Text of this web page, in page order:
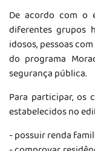
De acordo com o
diferentes grupos
idosos, pessoas
do programa
segurança pública.
Para participar, os
estabelecidos no
- possuir renda